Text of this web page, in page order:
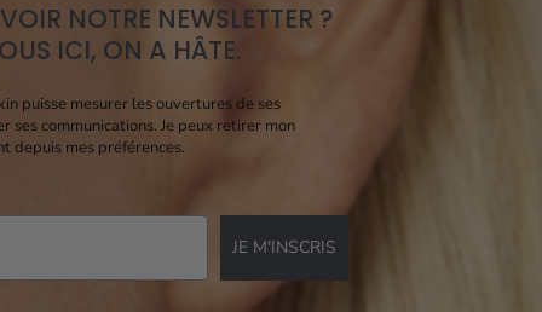
NOTRE NEWSLETTER ?
ICI, ON A HÂTE.
puisse mesurer les ouvertures de ses
ses communications. Je peux retirer mon
depuis mes préférences.
JE M'INSCRIS